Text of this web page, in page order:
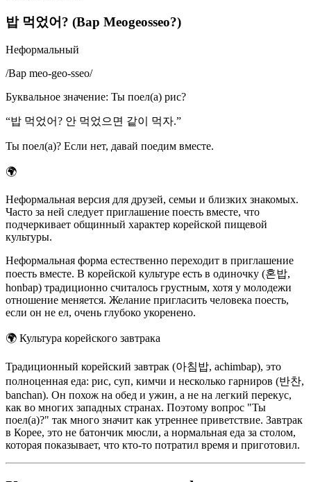
밥 먹었어? (Bap Meogeosseo?)
Неформальный
/Bap meo-geo-sseo/
Буквальное значение: Ты поел(а) рис?
“밥 먹었어? 안 먹었으면 같이 먹자.”
Ты поел(а)? Если нет, давай поедим вместе.
🌍
Неформальная версия для друзей, семьи и близких знакомых.
Часто за ней следует приглашение поесть вместе, что
подчеркивает общинный характер корейской пищевой
культуры.
Неформальная форма естественно переходит в приглашение
поесть вместе. В корейской культуре есть в одиночку (혼밥,
honbap) традиционно считалось грустным, хотя у молодежи
отношение меняется. Желание пригласить человека поесть,
если он не ел, очень глубоко укоренено.
🌍 Культура корейского завтрака
Традиционный корейский завтрак (아침밥, achimbap), это
полноценная еда: рис, суп, кимчи и несколько гарниров (반찬,
banchan). Он похож на обед и ужин, а не на легкий перекус,
как во многих западных странах. Поэтому вопрос "Ты
поел(а)?" так много значит как утреннее приветствие. Завтрак
в Корее, это не батончик мюсли, а нормальная еда за столом,
которая показывает, что кто-то потратил время и приготовил.